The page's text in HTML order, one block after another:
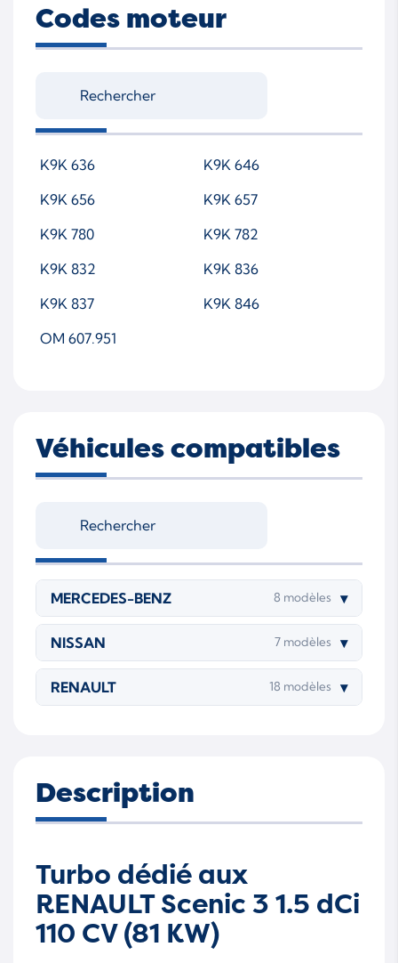
A6070900280
A6070900780
Codes moteur
K9K 636
K9K 646
K9K 656
K9K 657
K9K 780
K9K 782
K9K 832
K9K 836
K9K 837
K9K 846
OM 607.951
Véhicules compatibles
MERCEDES-BENZ 8 modèles ▾
NISSAN 7 modèles ▾
RENAULT 18 modèles ▾
Description
Turbo dédié aux
RENAULT Scenic 3 1.5 dCi
110 CV (81 KW)